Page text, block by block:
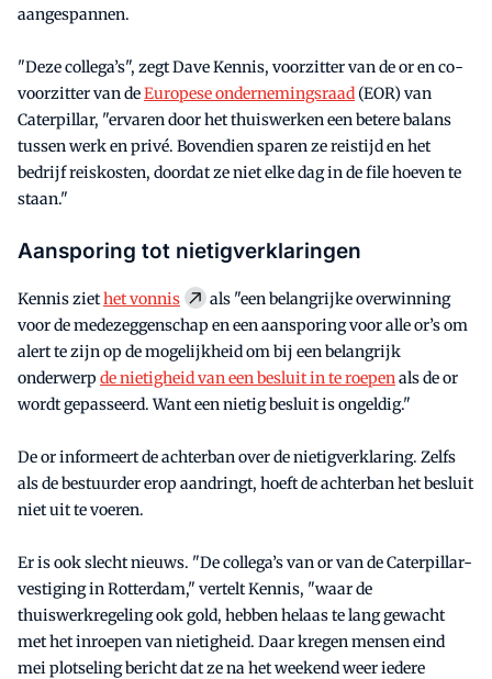
aangespannen.
"Deze collega’s", zegt Dave Kennis, voorzitter van de or en co-
voorzitter van deEuropese ondernemingsraad (EOR) van
Caterpillar, "ervaren door het thuiswerken een betere balans
tussen werk en privé. Bovendien sparen ze reistijd en het
bedrijf reiskosten, doordat ze niet elke dag in de file hoeven te
staan."
Aansporing tot nietigverklaringen
Kennis ziethet vonnis
als "een belangrijke overwinning
voor de medezeggenschap en een aansporing voor alle or’s om
alert te zijn op de mogelijkheid om bij een belangrijk
onderwerp de nietigheid van een besluit in te roepenals de or
wordt gepasseerd. Want een nietig besluit is ongeldig."
De or informeert de achterban over de nietigverklaring. Zelfs
als de bestuurder erop aandringt, hoeft de achterban het besluit
niet uit te voeren.
Er is ook slecht nieuws. "De collega’s van or van de Caterpillar-
vestiging in Rotterdam," vertelt Kennis, "waar de
thuiswerkregeling ook gold, hebben helaas te lang gewacht
met het inroepen van nietigheid. Daar kregen mensen eind
mei plotseling bericht dat ze na het weekend weer iedere